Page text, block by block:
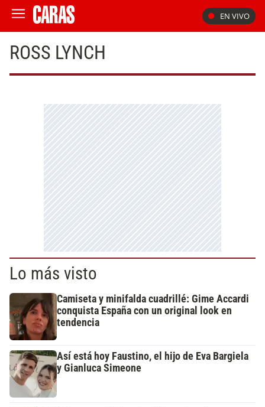
EN VIVO
ROSS LYNCH
Lo más visto
Camiseta y minifalda cuadrillé: Gime Accardi
conquista España con un original look en
tendencia
Así está hoy Faustino, el hijo de Eva Bargiela
y Gianluca Simeone